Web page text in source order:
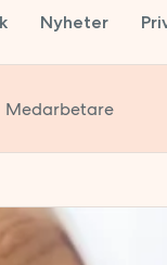
Nyheter
Medarbetare